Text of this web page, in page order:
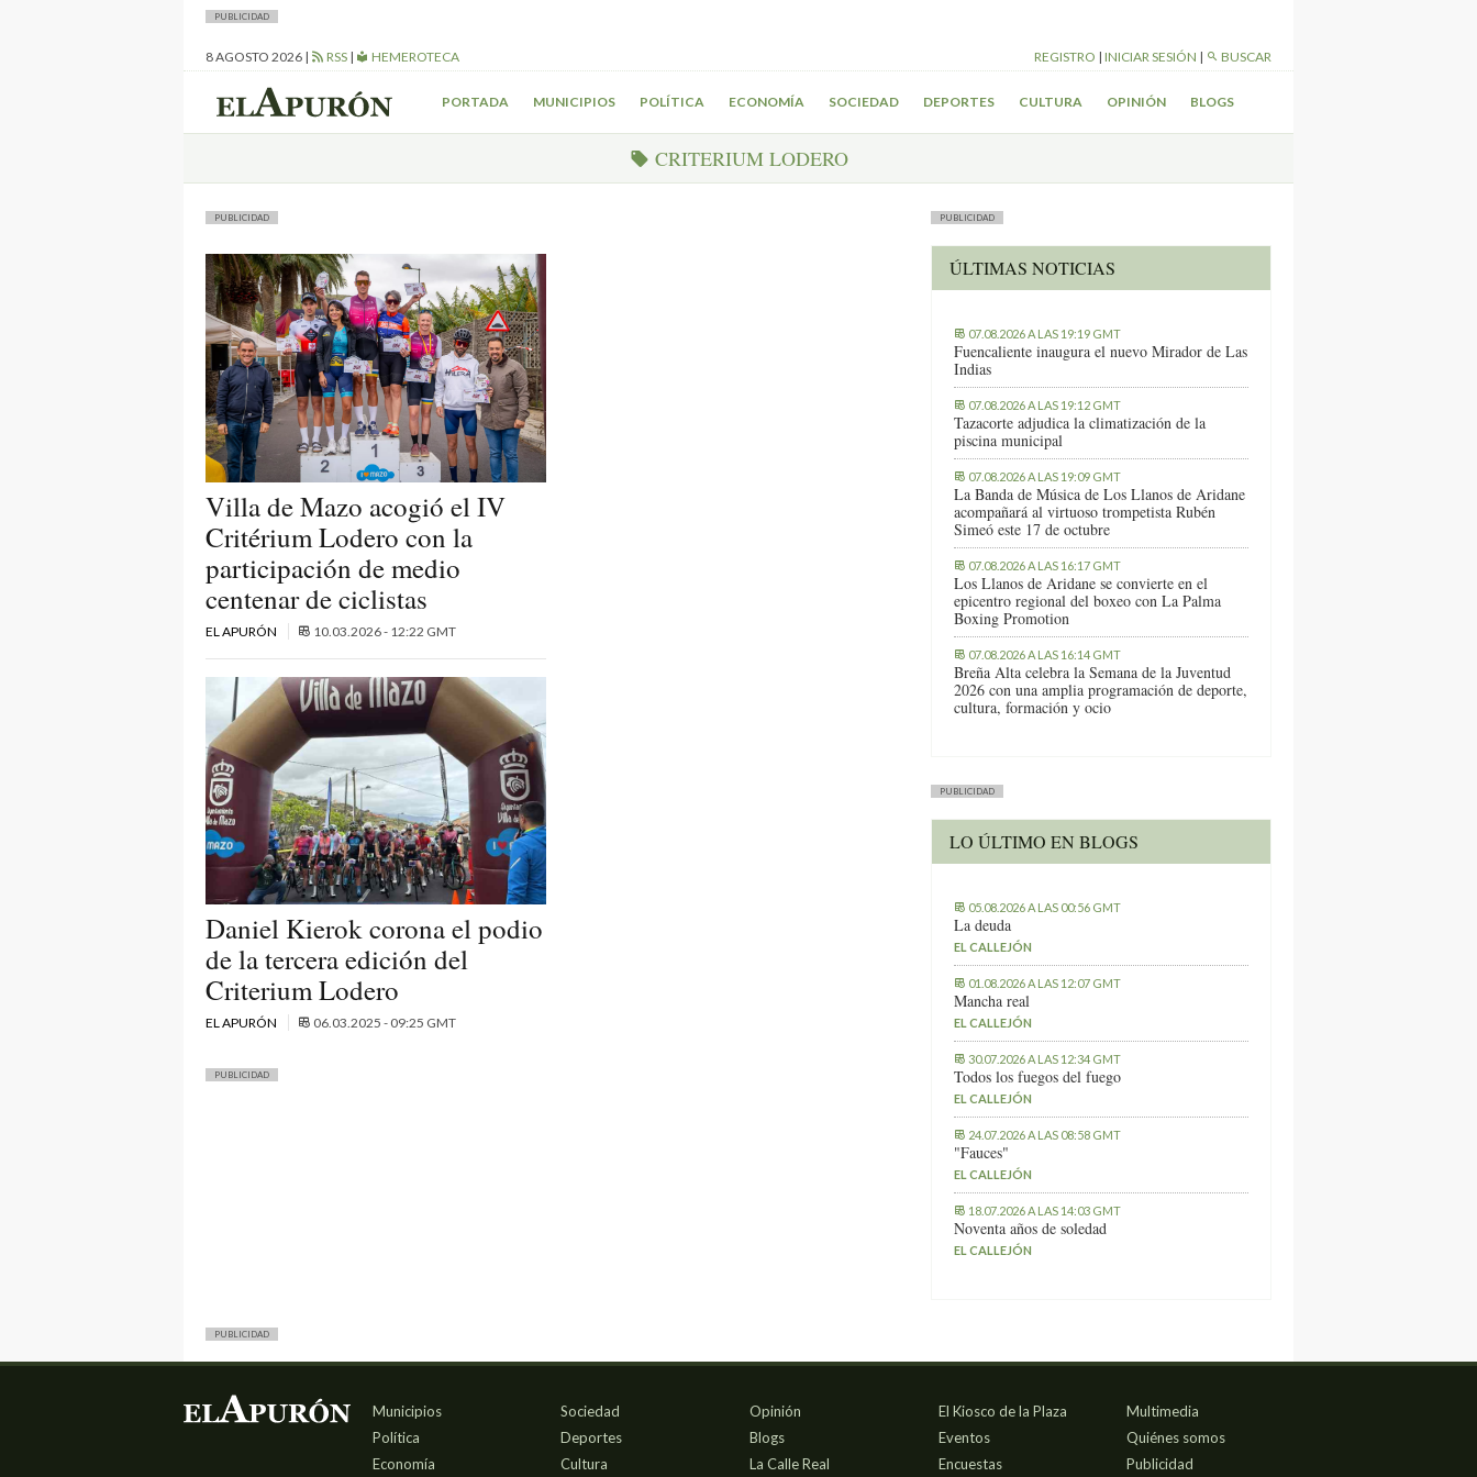
PUBLICIDAD
8 AGOSTO 2026 | RSS | HEMEROTECA REGISTRO | INICIAR SESIÓN | BUSCAR
PORTADA MUNICIPIOS POLÍTICA ECONOMÍA SOCIEDAD DEPORTES CULTURA OPINIÓN BLOGS
CRITERIUM LODERO
PUBLICIDAD
Villa de Mazo acogió el IV
Critérium Lodero con la
participación de medio
centenar de ciclistas
EL APURÓN 10.03.2026 - 12:22 GMT
Daniel Kierok corona el podio
de la tercera edición del
Criterium Lodero
EL APURÓN 06.03.2025 - 09:25 GMT
PUBLICIDAD
PUBLICIDAD
ÚLTIMAS NOTICIAS
07.08.2026 A LAS 19:19 GMT
Fuencaliente inaugura el nuevo Mirador de Las
Indias
07.08.2026 A LAS 19:12 GMT
Tazacorte adjudica la climatización de la
piscina municipal
07.08.2026 A LAS 19:09 GMT
La Banda de Música de Los Llanos de Aridane
acompañará al virtuoso trompetista Rubén
Simeó este 17 de octubre
07.08.2026 A LAS 16:17 GMT
Los Llanos de Aridane se convierte en el
epicentro regional del boxeo con La Palma
Boxing Promotion
07.08.2026 A LAS 16:14 GMT
Breña Alta celebra la Semana de la Juventud
2026 con una amplia programación de deporte,
cultura, formación y ocio
PUBLICIDAD
LO ÚLTIMO EN BLOGS
05.08.2026 A LAS 00:56 GMT
La deuda
EL CALLEJÓN
01.08.2026 A LAS 12:07 GMT
Mancha real
EL CALLEJÓN
30.07.2026 A LAS 12:34 GMT
Todos los fuegos del fuego
EL CALLEJÓN
24.07.2026 A LAS 08:58 GMT
"Fauces"
EL CALLEJÓN
18.07.2026 A LAS 14:03 GMT
Noventa años de soledad
EL CALLEJÓN
PUBLICIDAD
Municipios
Política
Economía
Sociedad
Deportes
Cultura
Opinión
Blogs
La Calle Real
El Kiosco de la Plaza
Eventos
Encuestas
Multimedia
Quiénes somos
Publicidad